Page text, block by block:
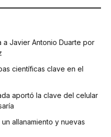
Javier Antonio Duarte por
científicas clave en el
aportó la clave del celular
allanamiento y nuevas